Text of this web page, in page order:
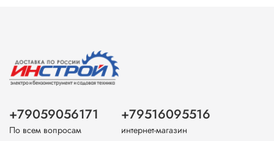
+79059056171
По всем вопросам
+79516095516
интернет-магазин